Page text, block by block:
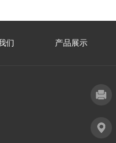
们 产品展示